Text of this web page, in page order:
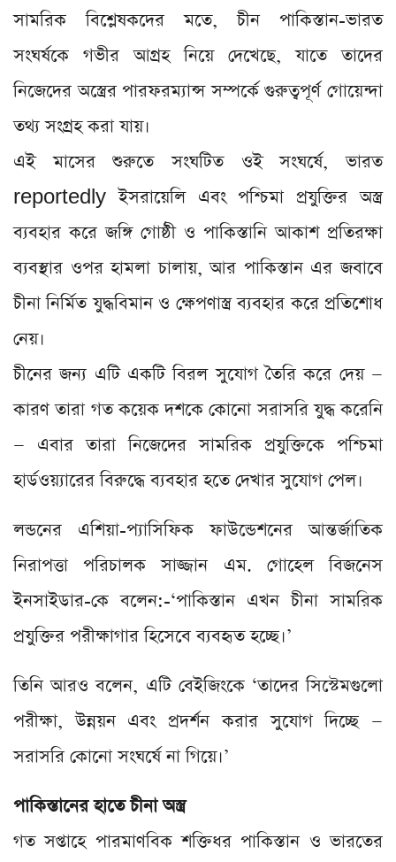
সামরিক বিশ্লেষকদের মতে, চীন পাকিস্তান-ভারত
সংঘর্ষকে গভীর আগ্রহ নিয়ে দেখেছে, যাতে তাদের
নিজেদের অস্ত্রের পারফরম্যান্স সম্পর্কে গুরুত্বপূর্ণ গোয়েন্দা
তথ্য সংগ্রহ করা যায়।
এই মাসের শুরুতে সংঘটিত ওই সংঘর্ষে, ভারত
reportedly ইসরায়েলি এবং পশ্চিমা প্রযুক্তির অস্ত্র
ব্যবহার করে জঙ্গি গোষ্ঠী ও পাকিস্তানি আকাশ প্রতিরক্ষা
ব্যবস্থার ওপর হামলা চালায়, আর পাকিস্তান এর জবাবে
চীনা নির্মিত যুদ্ধবিমান ও ক্ষেপণাস্ত্র ব্যবহার করে প্রতিশোধ
নেয়।
চীনের জন্য এটি একটি বিরল সুযোগ তৈরি করে দেয় —
কারণ তারা গত কয়েক দশকে কোনো সরাসরি যুদ্ধ করেনি
— এবার তারা নিজেদের সামরিক প্রযুক্তিকে পশ্চিমা
হার্ডওয়্যারের বিরুদ্ধে ব্যবহার হতে দেখার সুযোগ পেল।
লন্ডনের এশিয়া-প্যাসিফিক ফাউন্ডেশনের আন্তর্জাতিক
নিরাপত্তা পরিচালক সাজ্জান এম. গোহেল বিজনেস
ইনসাইডার-কে বলেন:-‘পাকিস্তান এখন চীনা সামরিক
প্রযুক্তির পরীক্ষাগার হিসেবে ব্যবহৃত হচ্ছে।’
তিনি আরও বলেন, এটি বেইজিংকে ‘তাদের সিস্টেমগুলো
পরীক্ষা, উন্নয়ন এবং প্রদর্শন করার সুযোগ দিচ্ছে —
সরাসরি কোনো সংঘর্ষে না গিয়ে।’
পাকিস্তানের হাতে চীনা অস্ত্র
গত সপ্তাহে পারমাণবিক শক্তিধর পাকিস্তান ও ভারতের